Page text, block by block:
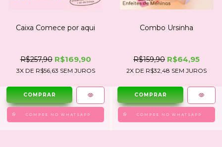
Caixa Comece por aqui
R$257,90R$169,90
3X DE R$56,63 SEM JUROS
COMPRE NO WHATSAPP
Combo Ursinha
R$159,90 R$64,95
2X DE R$32,48 SEM JUROS
COMPRE NO WHATSAPP